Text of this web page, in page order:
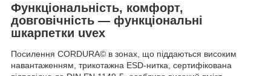
Функціональність, комфорт,
довговічність — функціональні
шкарпетки uvex
Посилення CORDURA© в зонах, що піддаються високим
навантаженням, трикотажна ESD-нитка, сертифікована